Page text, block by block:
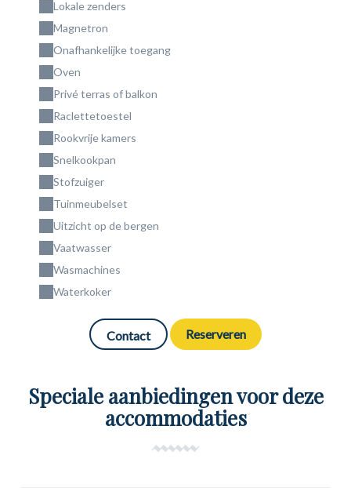
Lokale zenders
Magnetron
Onafhankelijke toegang
Oven
Privé terras of balkon
Raclettetoestel
Rookvrije kamers
Snelkookpan
Stofzuiger
Tuinmeubelset
Uitzicht op de bergen
Vaatwasser
Wasmachines
Waterkoker
Contact Reserveren
Speciale aanbiedingen voor deze
accommodaties